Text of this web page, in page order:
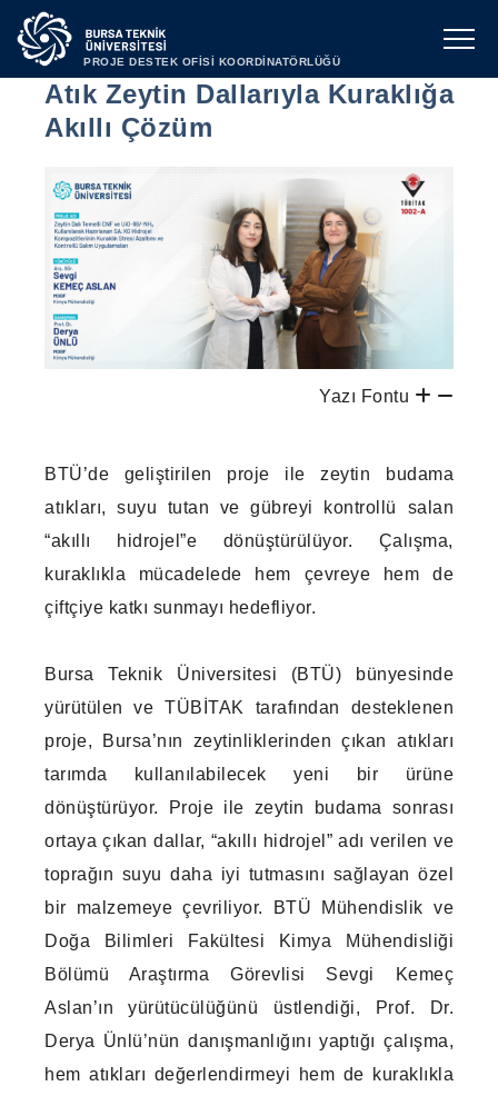
PROJE DESTEK OFİSİ KOORDİNATÖRLÜĞÜ
Atık Zeytin Dallarıyla Kuraklığa
Akıllı Çözüm
Yazı Fontu
BTÜ’de geliştirilen proje ile zeytin budama
atıkları, suyu tutan ve gübreyi kontrollü salan
“akıllı hidrojel”e dönüştürülüyor. Çalışma,
kuraklıkla mücadelede hem çevreye hem de
çiftçiye katkı sunmayı hedefliyor.
Bursa Teknik Üniversitesi (BTÜ) bünyesinde
yürütülen ve TÜBİTAK tarafından desteklenen
proje, Bursa’nın zeytinliklerinden çıkan atıkları
tarımda kullanılabilecek yeni bir ürüne
dönüştürüyor. Proje ile zeytin budama sonrası
ortaya çıkan dallar, “akıllı hidrojel” adı verilen ve
toprağın suyu daha iyi tutmasını sağlayan özel
bir malzemeye çevriliyor. BTÜ Mühendislik ve
Doğa Bilimleri Fakültesi Kimya Mühendisliği
Bölümü Araştırma Görevlisi Sevgi Kemeç
Aslan’ın yürütücülüğünü üstlendiği, Prof. Dr.
Derya Ünlü’nün danışmanlığını yaptığı çalışma,
hem atıkları değerlendirmeyi hem de kuraklıkla